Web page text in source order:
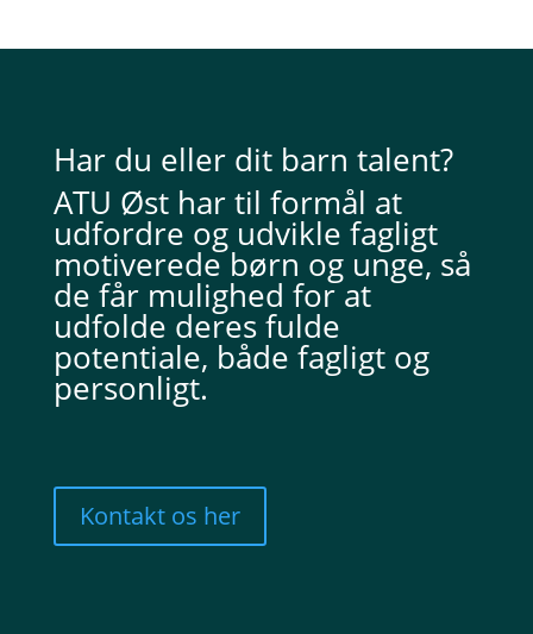
Har du eller dit barn talent?
ATU Øst har til formål at
udfordre og udvikle fagligt
motiverede børn og unge, så
de får mulighed for at
udfolde deres fulde
potentiale, både fagligt og
personligt.
Kontakt os her